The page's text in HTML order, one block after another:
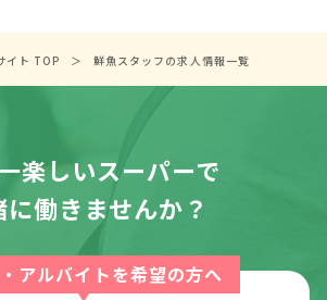
イト TOP 鮮魚スタッフの求人情報一覧
楽しいスーパーで
に働きませんか？
アルバイトを希望の方へ